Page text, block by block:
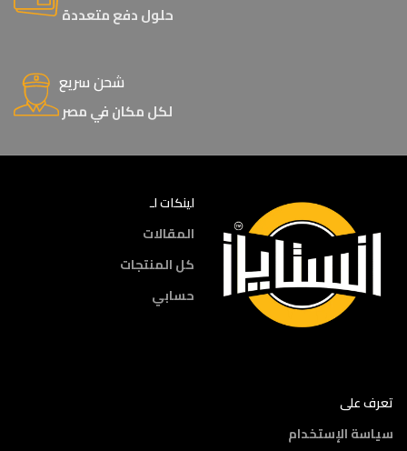
حلول دفع متعددة
شحن سريع
لكل مكان في مصر
لينكات لـ
المقالات
كل المنتجات
حسابي
تعرف على
سياسة الإستخدام